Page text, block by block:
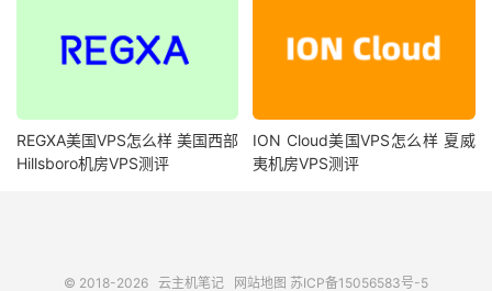
REGXA美国VPS怎么样 美国西部
Hillsboro机房VPS测评
ION Cloud美国VPS怎么样 夏威
夷机房VPS测评
© 2018-2026 云主机笔记 网站地图 苏ICP备15056583号-5